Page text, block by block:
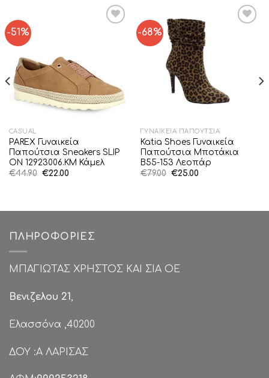
-51%
CASUAL
PAREX Γυναικεία
Παπούτσια Sneakers SLIP
ON 12923006.KM Κάμελ
€44.90 Original
€22.00Η
-68%
ΓΥΝΑΙΚΕΊΑ ΠΑΠΟΎΤΣΙΑ
Katia Shoes Γυναικεία
Παπούτσια Μποτάκια
Β55-153 Λεοπάρ
€79.00 Original
€25.00Η
ΠΛΗΡΟΦΟΡΊΕΣ
ΜΠΑΓΙΩΤΑΣ ΧΡΗΣΤΟΣ ΚΑΙ ΣΙΑ ΟΕ
Βενιζελου 21,
Ελασσόνα ,40200
ΔΟΥ :Α ΛΑΡΙΣΑΣ